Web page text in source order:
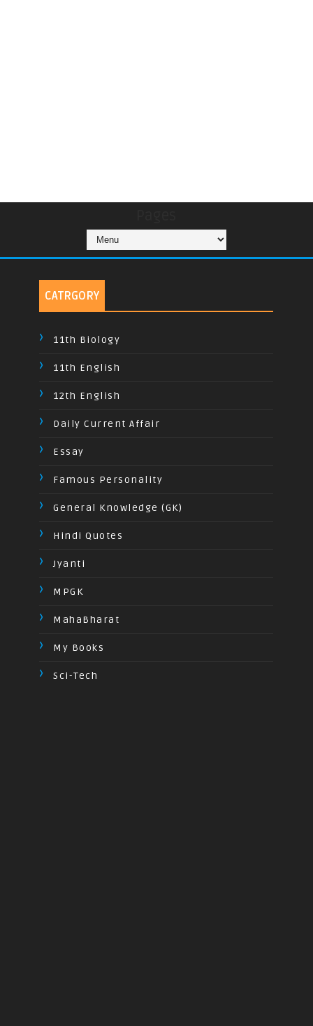
CATRGORY
11th Biology
11th English
12th English
Daily Current Affair
Essay
Famous Personality
General Knowledge (GK)
Hindi Quotes
Jyanti
MPGK
MahaBharat
My Books
Sci-Tech